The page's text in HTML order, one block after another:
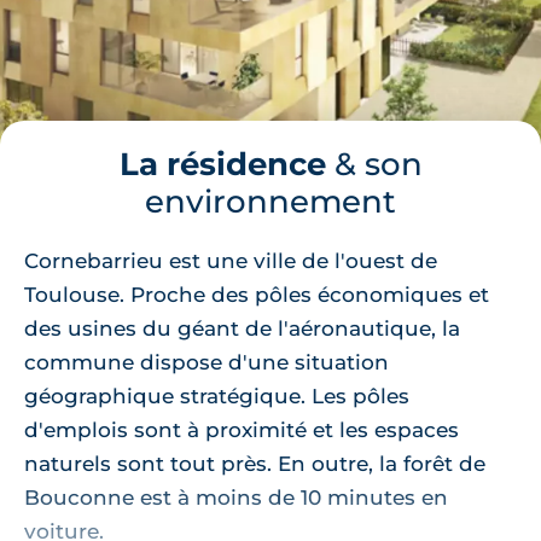
La résidence& son
environnement
Cornebarrieu est une ville de l'ouest de
Toulouse. Proche des pôles économiques et
des usines du géant de l'aéronautique, la
commune dispose d'une situation
géographique stratégique. Les pôles
d'emplois sont à proximité et les espaces
naturels sont tout près. En outre, la forêt de
Bouconne est à moins de 10 minutes en
voiture.